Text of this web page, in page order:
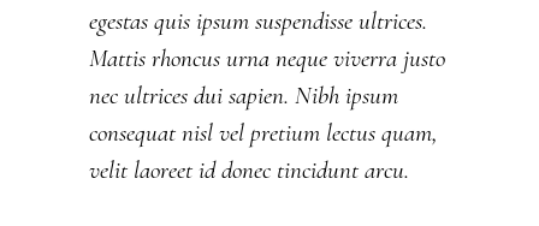
egestas quis ipsum suspendisse ultrices.
Mattis rhoncus urna neque viverra justo
nec ultrices dui sapien. Nibh ipsum
consequat nisl vel pretium lectus quam,
velit laoreet id donec tincidunt arcu.